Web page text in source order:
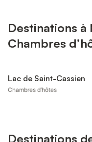
Destinations
Chambres
Lac de Saint-Cassien
Chambres d’hôtes
Destinations